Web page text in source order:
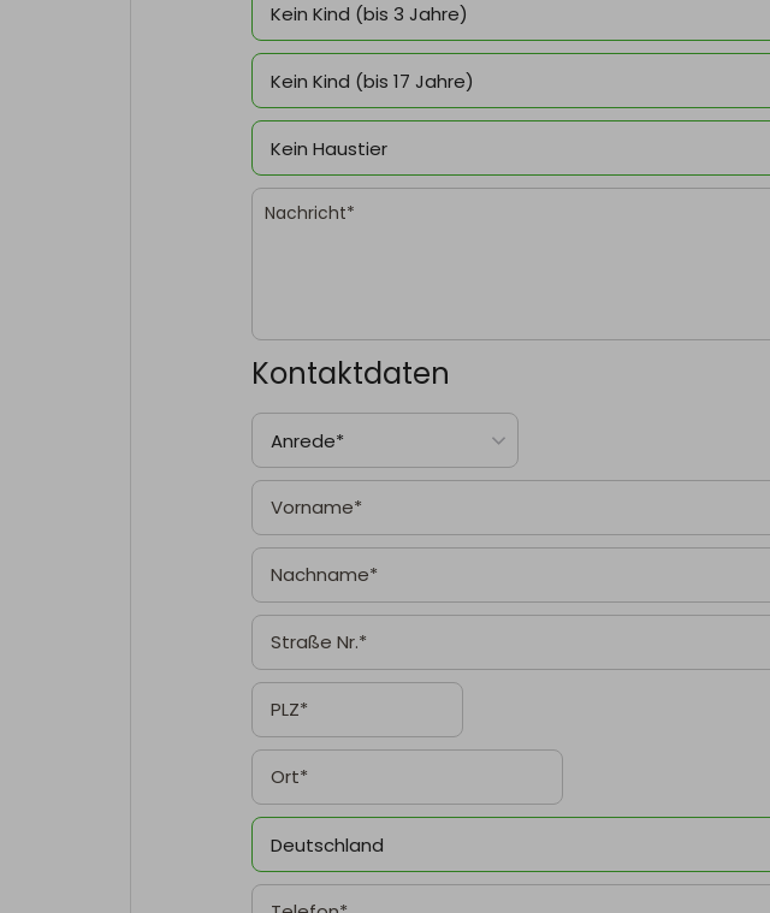
Kein Kind (bis 3 Jahre)
Kein Kind (bis 17 Jahre)
Kein Haustier
Kontaktdaten
Anrede*
Deutschland